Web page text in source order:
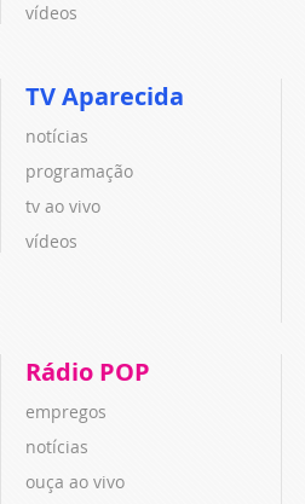
vídeos
TV Aparecida
notícias
programação
tv ao vivo
vídeos
Rádio POP
empregos
notícias
ouça ao vivo